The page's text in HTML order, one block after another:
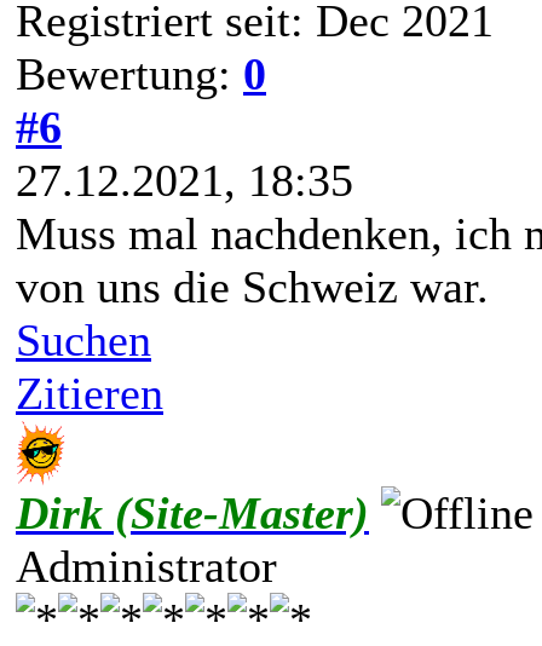
Registriert seit: Dec 2021
Bewertung: 0
#6
27.12.2021, 18:35
Muss mal nachdenken, ich
von uns die Schweiz war.
Suchen
Zitieren
Dirk (Site-Master)
Administrator